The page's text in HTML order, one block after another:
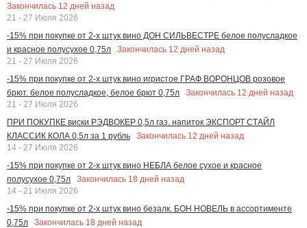
Закончилась 12 дней назад
21 - 27 Июля 2026
-15% при покупке от 2-х штук вино ДОН СИЛЬВЕСТРЕ белое полусладкое
и красное полусухое 0,75л
Закончилась 12 дней назад
21 - 27 Июля 2026
-15% при покупке от 2-х штук вино игристое ГРАФ ВОРОНЦОВ розовое
брют. белое полусладкое, белое брют 0,75л
Закончилась 12 дней назад
21 - 27 Июля 2026
ПРИ ПОКУПКЕ виски РЭДВОКЕР 0,5л газ. напиток ЭКСПОРТ СТАЙЛ
КЛАССИК КОЛА 0,5л за 1 рубль
Закончилась 12 дней назад
14 - 27 Июля 2026
-15% при покупке от 2-х штук вино НЕБЛА белое сухое и красное
полусухое 0,75л
Закончилась 18 дней назад
14 - 21 Июля 2026
-15% при покупке от 2-х штук вино безалк. БОН НОВЕЛЬ в ассортименте
0,75л
Закончилась 18 дней назад